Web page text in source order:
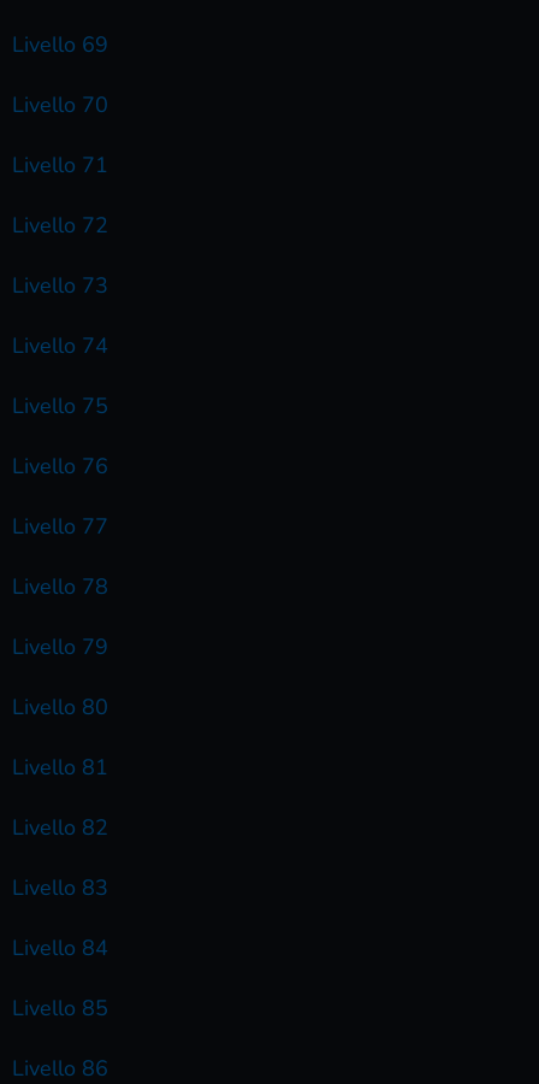
Livello 69
Livello 70
Livello 71
Livello 72
Livello 73
Livello 74
Livello 75
Livello 76
Livello 77
Livello 78
Livello 79
Livello 80
Livello 81
Livello 82
Livello 83
Livello 84
Livello 85
Livello 86